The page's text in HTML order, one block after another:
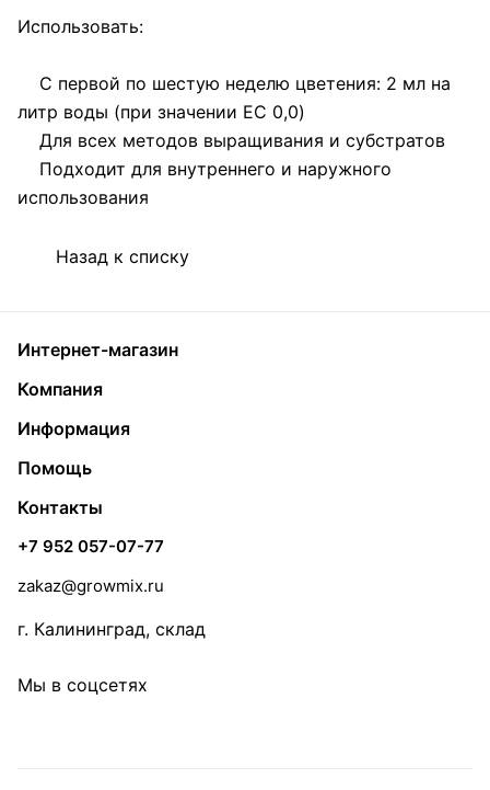
Использовать:
С первой по шестую неделю цветения: 2 мл на
литр воды (при значении EC 0,0)
Для всех методов выращивания и субстратов
Подходит для внутреннего и наружного
использования
Назад к списку
Интернет-магазин
Компания
Информация
Помощь
Контакты
+7 952 057-07-77
zakaz@growmix.ru
г. Калининград, склад
Мы в соцсетях